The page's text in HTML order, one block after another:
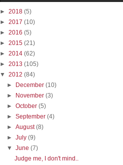
► 2018 (5)
► 2017 (10)
► 2016 (5)
► 2015 (21)
► 2014 (62)
► 2013 (105)
▼ 2012 (84)
►
December(10)
►
November(3)
►October(5)
►September(4)
►August(8)
►July(9)
▼June(7)
Judge me, I don't mind..